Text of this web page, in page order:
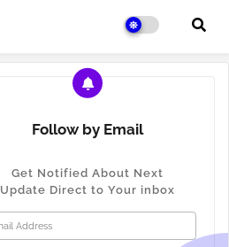
Follow by Email
Get Notified About Next
Update Direct to Your inbox